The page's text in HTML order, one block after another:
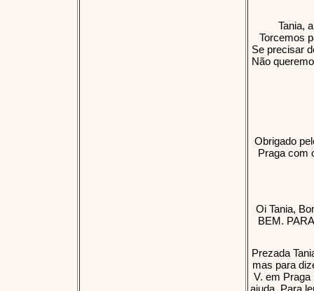
Tania,
Torcemos
Se precisar
Não
Obrigado
Praga com
Oi Tania,
BEM.
Prezada
mas para
V. em
ajuda. Para